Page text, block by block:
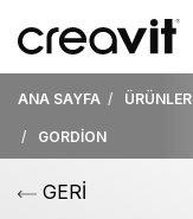
ANA SAYFA ÜRÜNLER
GORDİON
GERİ